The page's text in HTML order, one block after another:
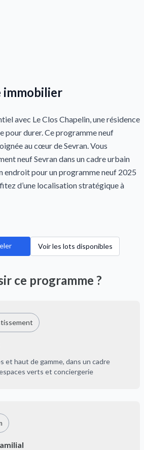
immobilier
avec Le Clos Chapelin, une résidence
pour durer. Ce programme neuf
au cœur de Sevran. Vous
neuf Sevran dans un cadre urbain
endroit pour un programme neuf 2025
d’une localisation stratégique à
Voir les lots disponibles
ce programme ?
et haut de gamme, dans un cadre
verts et conciergerie